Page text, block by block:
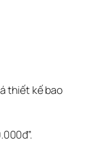
thiết kế bao